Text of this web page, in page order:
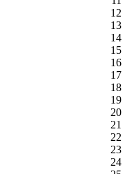
12
13
14
15
16
17
18
19
20
21
22
23
24